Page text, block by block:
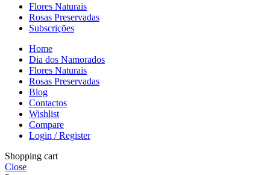
Flores Naturais
Rosas Preservadas
Subscrições
Home
Dia dos Namorados
Flores Naturais
Rosas Preservadas
Blog
Contactos
Wishlist
Compare
Login / Register
Shopping cart
Close